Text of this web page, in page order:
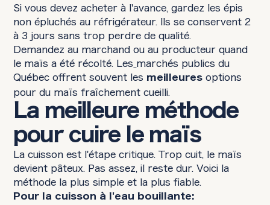
Si vous devez acheter à l'avance, gardez les épis
non épluchés au réfrigérateur. Ils se conservent 2
à 3 jours sans trop perdre de qualité.
Demandez au marchand ou au producteur quand
le maïs a été récolté. Les marchés publics du
Québec offrent souvent les meilleuresoptions
pour du maïs fraîchement cueilli.
La meilleure méthode
pour cuire le maïs
La cuisson est l'étape critique. Trop cuit, le maïs
devient pâteux. Pas assez, il reste dur. Voici la
méthode la plus simple et la plus fiable.
Pour la cuisson à l'eau bouillante: